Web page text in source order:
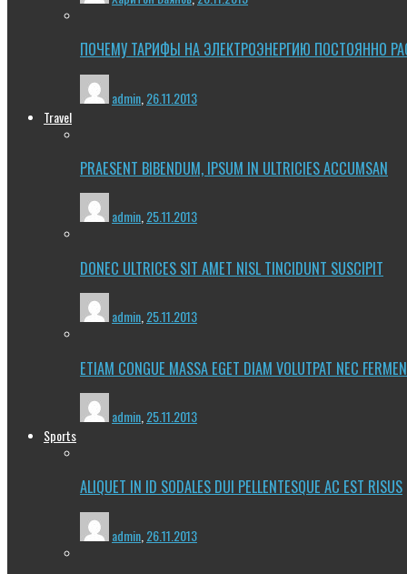
ПОЧЕМУ ТАРИФЫ НА ЭЛЕКТРОЭНЕРГИЮ ПОСТОЯННО
admin 26.11.2013
Travel
PRAESENT BIBENDUM, IPSUM IN ULTRICIES ACCUMSAN
admin,25.11.2013
DONEC ULTRICES SIT AMET NISL TINCIDUNT SUSCIPIT
admin 25.11.2013
ETIAM CONGUE MASSA EGET DIAM VOLUTPAT NEC
admin 25.11.2013
Sports
ALIQUET IN ID SODALES DUI PELLENTESQUE AC EST RISUS
admin 26.11.2013